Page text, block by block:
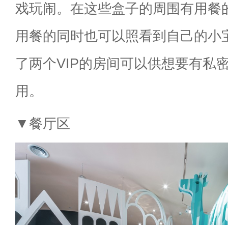
戏玩闹。在这些盒子的周围有用餐
用餐的同时也可以照看到自己的小
了两个VIP的房间可以供想要有私
用。
▼餐厅区